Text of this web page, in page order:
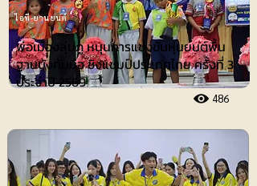
พ่อเมืองลุ่มภู หนุนการแข่งขันหุ่นยนต์พื้น
ฐานบังคับมือ ชิงแชมป์ประเทศไทย ครั้งที่ 3
ประจำปี 2569
486
ไอที-ยานยนต์